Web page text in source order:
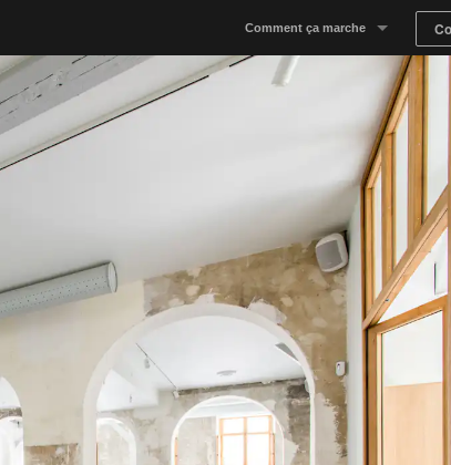
Comment ça marche
Notre concept
Proposer un espace
Trouver un espace
Tableau de Bord Propriétaire